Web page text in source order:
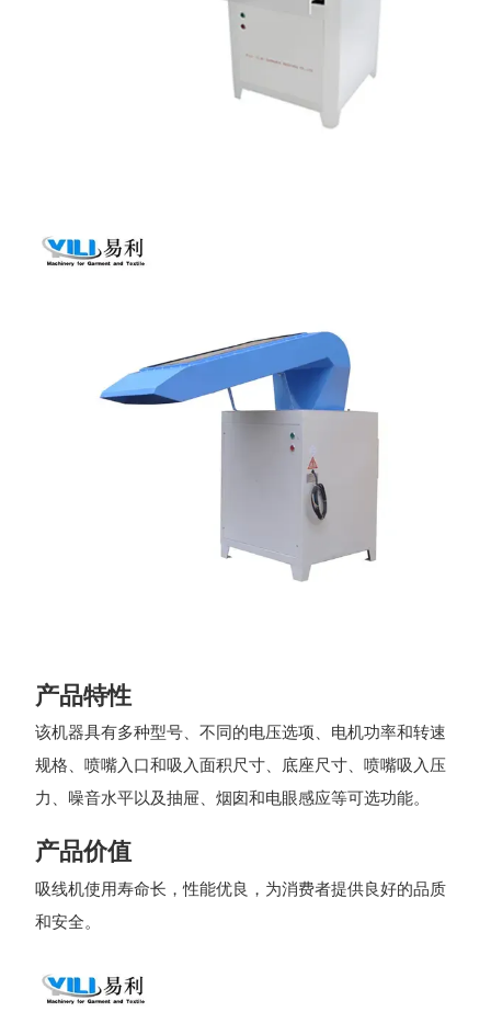
产品特性
该机器具有多种型号、不同的电压选项、电机功率和转速
规格、喷嘴入口和吸入面积尺寸、底座尺寸、喷嘴吸入压
力、噪音水平以及抽屉、烟囱和电眼感应等可选功能。
产品价值
吸线机使用寿命长，性能优良，为消费者提供良好的品质
和安全。